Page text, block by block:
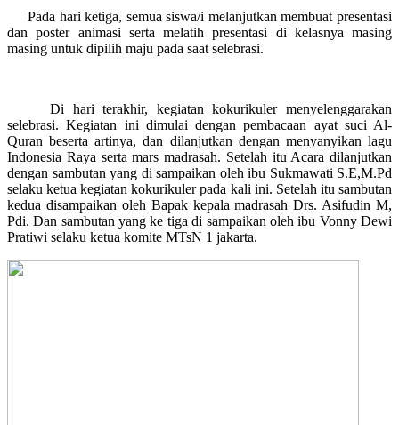
Pada hari ketiga, semua siswa/i melanjutkan membuat presentasi
dan poster animasi serta melatih presentasi di kelasnya masing
masing untuk dipilih maju pada saat selebrasi.
Di hari terakhir, kegiatan kokurikuler menyelenggarakan
selebrasi. Kegiatan ini dimulai dengan pembacaan ayat suci Al-
Quran beserta artinya, dan dilanjutkan dengan menyanyikan lagu
Indonesia Raya serta mars madrasah. Setelah itu Acara dilanjutkan
dengan sambutan yang di sampaikan oleh ibu Sukmawati S.E,M.Pd
selaku ketua kegiatan kokurikuler pada kali ini. Setelah itu sambutan
kedua disampaikan oleh Bapak kepala madrasah Drs. Asifudin M,
Pdi. Dan sambutan yang ke tiga di sampaikan oleh ibu Vonny Dewi
Pratiwi selaku ketua komite MTsN 1 jakarta.